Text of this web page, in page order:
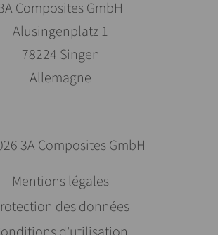
Composites GmbH
Alusingenplatz 1
78224 Singen
Allemagne
3A Composites GmbH
Mentions légales
des données